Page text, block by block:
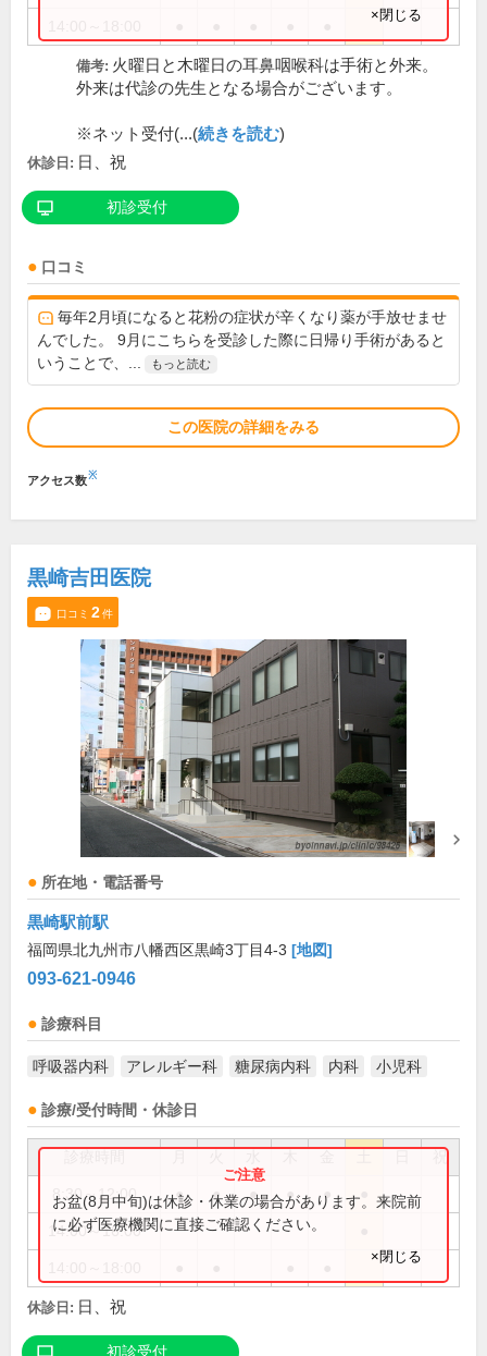
×閉じる
備考: 火曜日と木曜日の耳鼻咽喉科は手術と外来。
外来は代診の先生となる場合がございます。
※ネット受付(...(続きを読む)
休診日: 日、祝
初診受付
口コミ
毎年2月頃になると花粉の症状が辛くなり薬が手放せませ
んでした。 9月にこちらを受診した際に日帰り手術があると
いうことで、...
もっと読む
この医院の詳細をみる
アクセス数※
黒崎吉田医院
口コミ 2件
所在地・電話番号
黒崎駅前駅
福岡県北九州市八幡西区黒崎3丁目4-3 [地図]
093-621-0946
診療科目
呼吸器内科 アレルギー科 糖尿病内科 内科 小児科
診療/受付時間・休診日
祝
8:30～12:00 ● ● ● ● ●
14:00～16:00
お盆(8月中旬)は休診・休業の場合があります。来院前
に必ず医療機関に直接ご確認ください。
×閉じる
休診日: 日、祝
初診受付